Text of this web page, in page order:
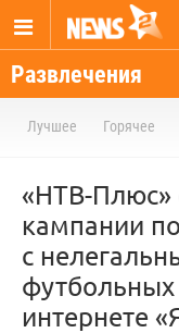
Развлечения
Лучшее Горячее
«НТВ-Плюс»
кампании
с
футбольных
интернете